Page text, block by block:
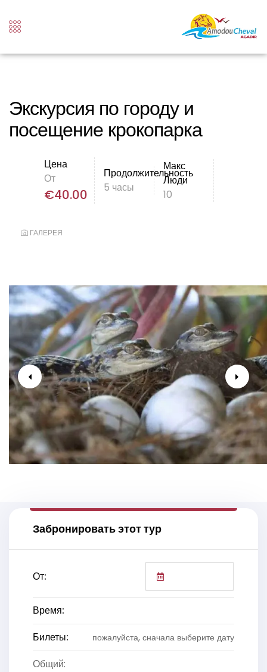
Экскурсия по городу и
посещение крокопарка
Цена
От
€40.00
Продолжительность
5 часы
Макс
Люди
10
ГАЛЕРЕЯ
Забронировать этот тур
От:
Время:
Билеты:
пожалуйста, сначала выберите дату
Общий: